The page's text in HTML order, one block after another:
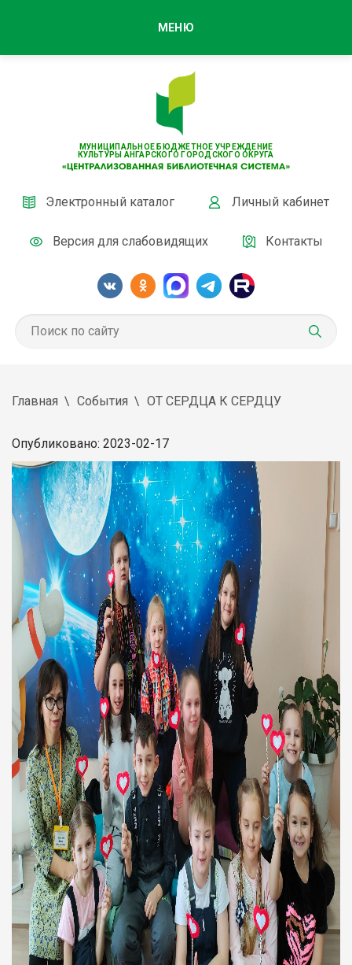
МУНИЦИПАЛЬНОЕ БЮДЖЕТНОЕ УЧРЕЖДЕНИЕ
КУЛЬТУРЫ АНГАРСКОГО ГОРОДСКОГО ОКРУГА
Электронный каталог Личный кабинет
Версия для слабовидящих Контакты
МЕНЮ
Главная События ОТ СЕРДЦА К СЕРДЦУ
Опубликовано: 2023-02-17